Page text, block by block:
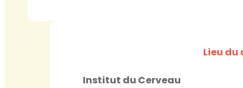
Lieu du
Institut du Cerveau